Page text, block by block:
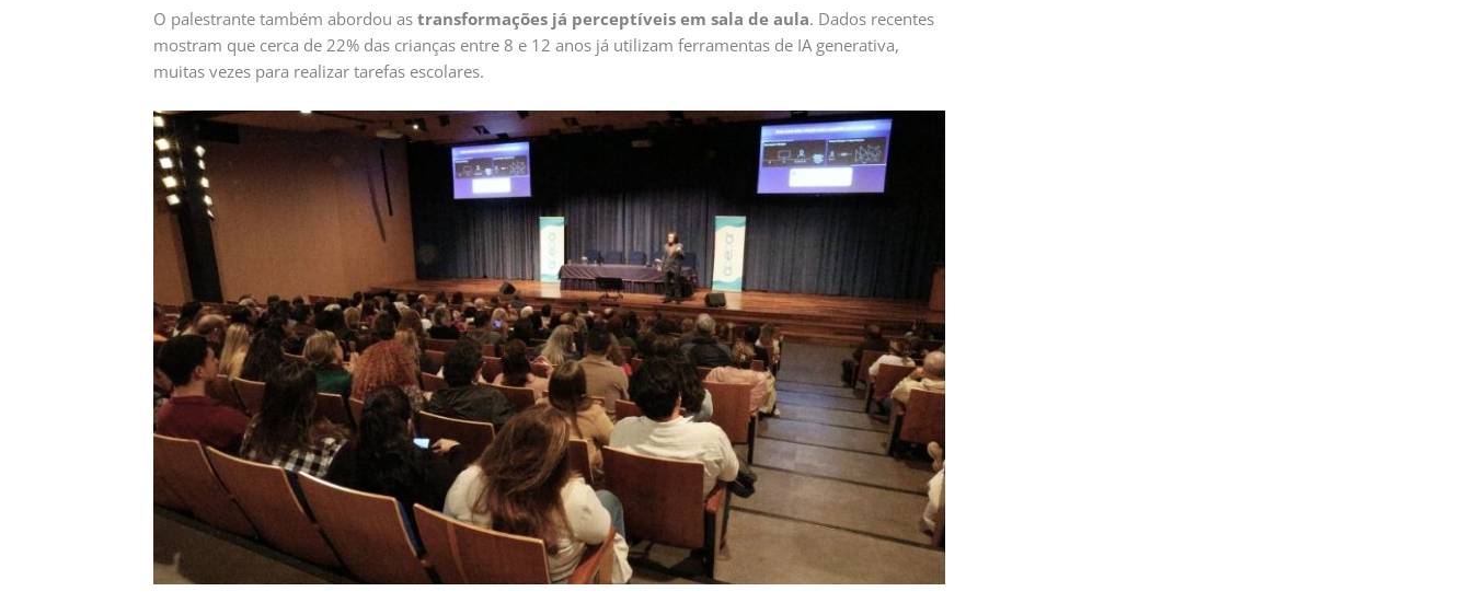
O palestrante também abordou as transformações já perceptíveis em sala de aula. Dados recentes
mostram que cerca de 22% das crianças entre 8 e 12 anos já utilizam ferramentas de IA generativa,
muitas vezes para realizar tarefas escolares.